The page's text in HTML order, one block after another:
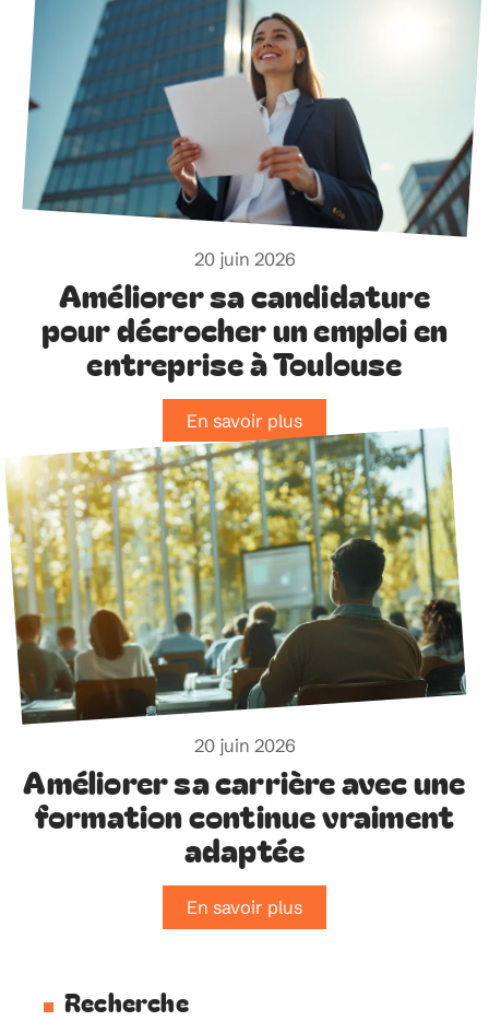
20 juin 2026
Améliorer sa candidature
pour décrocher un emploi en
entreprise à Toulouse
En savoir plus
20 juin 2026
Améliorer sa carrière avec une
formation continue vraiment
adaptée
En savoir plus
Recherche